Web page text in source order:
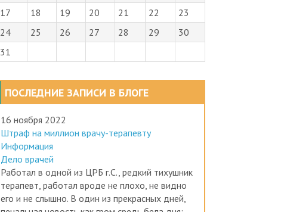
17
18 19 20 21 22
23
24
25 26 27 28 29
30
31
ПОСЛЕДНИЕ ЗАПИСИ В БЛОГЕ
16 ноября 2022
Штраф на миллион врачу-терапевту
Информация
Дело врачей
Работал в одной из ЦРБ г.С., редкий тихушник
терапевт, работал вроде не плохо, не видно
его и не слышно. В один из прекрасных дней,